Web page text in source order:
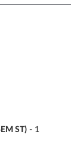
ST) - 1